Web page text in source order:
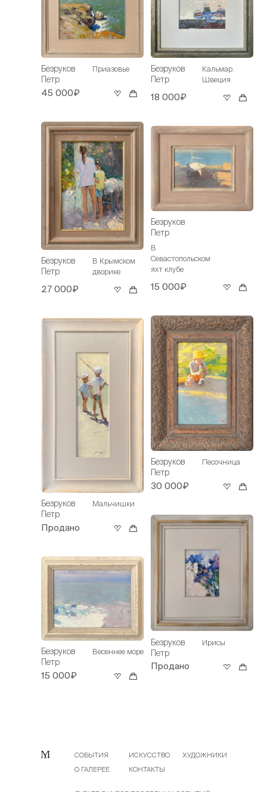
Безруков
Петр
Приазовье
45 000₽
Безруков
Петр
В Крымском
дворике
27 000₽
Безруков
Петр
Мальчишки
Продано
Безруков
Петр
Весеннее море
15 000₽
Безруков
Петр
Кальмар.
Швеция
18 000₽
Безруков
Петр
В
Севастопольском
яхт клубе
15 000₽
Безруков
Петр
Песочница
30 000₽
Безруков
Петр
Ирисы
Продано
СОБЫТИЯ ИСКУССТВО
ХУДОЖНИКИ
О ГАЛЕРЕЕ
КОНТАКТЫ